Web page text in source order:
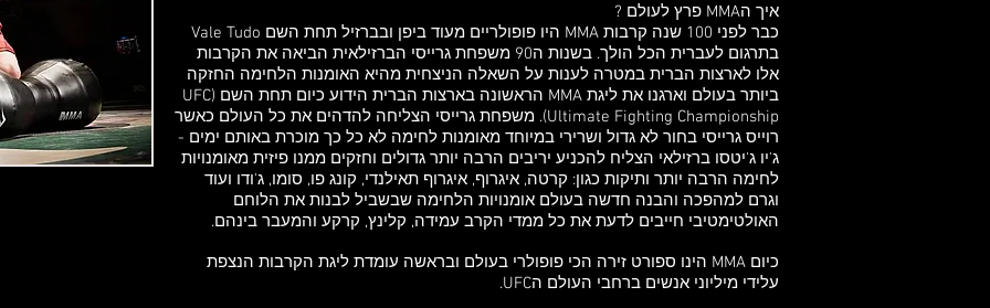
איך הMMA פרץ לעולם ?
כבר לפני 100 שנה קרבות MMA היו פופולריים מעוד ביפן ובברזיל תחת השם Vale Tudo
בתרגום לעברית הכל הולך. בשנות ה90 משפחת גרייסי הברזילאית הביאה את הקרבות
אלו לארצות הברית במטרה לענות על השאלה הניצחית מהיא האומנות הלחימה החזקה
ביותר בעולם וארגנו את ליגת MMA הראשונה בארצות הברית הידוע כיום תחת השם (UFC
(Ultimate Fighting Championship. משפחת גרייסי הצליחה להדהים את כל העולם כאשר
רוייס גרייסי בחור לא גדול ושרירי במיוחד מאומנות לחימה לא כל כך מוכרת באותם ימים -
ג'יו ג'יטסו ברזילאי הצליח להכניע יריבים הרבה יותר גדולים וחזקים ממנו פיזית מאומנויות
לחימה הרבה יותר ותיקות כגון: קרטה, איגרוף, איגרוף תאילנדי, קונג פו, סומו, ג'ודו ועוד
וגרם למהפכה והבנה חדשה בעולם אומנויות הלחימה שבשביל לבנות את הלוחם
האולטימטיבי חייבים לדעת את כל ממדי הקרב עמידה, קלינץ, קרקע והמעבר בינהם.
כיום MMA הינו ספורט זירה הכי פופולרי בעולם ובראשה עומדת ליגת הקרבות הנצפת
עלידי מיליוני אנשים ברחבי העולם הUFC.